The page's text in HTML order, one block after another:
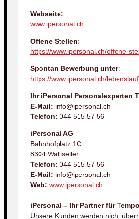
Webseite:
www.ipersonal.ch
Offene Stellen:
https://www.ipersonal.ch/offene-
Spontan Bewerbung unter:
https://www.ipersonal.ch/
Ihr iPersonal Personalexperten
E-Mail: info@ipersonal.ch
Telefon: 044 515 57 56
iPersonal AG
Bahnhofplatz 1C
8304 Wallisellen
Telefon: 044 515 57 56
E-Mail: info@ipersonal.ch
Web: www.ipersonal.ch
iPersonal – Ihr Partner für
Unsere Kunden werden nicht